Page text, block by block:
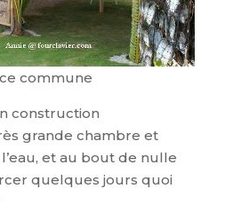
commune
construction
grande chambre et
et au bout de nulle
quelques jours quoi